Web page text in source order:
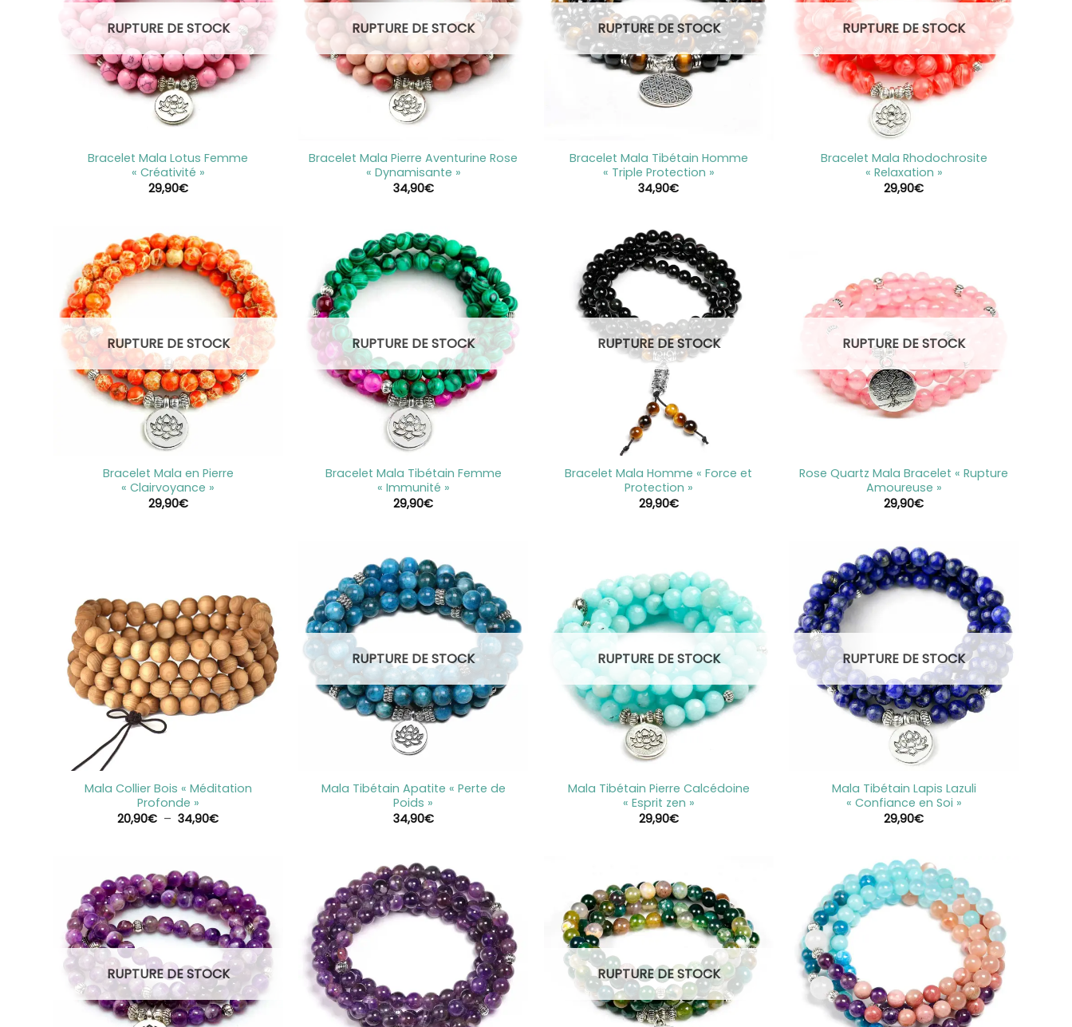
RUPTURE DE STOCK
Bracelet Mala Lotus Femme
« Créativité »
29,90€
RUPTURE DE STOCK
Bracelet Mala Pierre Aventurine Rose
« Dynamisante »
34,90€
RUPTURE DE STOCK
Bracelet Mala Tibétain Homme
« Triple Protection »
34,90€
RUPTURE DE STOCK
Bracelet Mala Rhodochrosite
« Relaxation »
29,90€
RUPTURE DE STOCK
Bracelet Mala en Pierre
« Clairvoyance »
29,90€
RUPTURE DE STOCK
Bracelet Mala Tibétain Femme
« Immunité »
29,90€
RUPTURE DE STOCK
Bracelet Mala Homme « Force et
Protection »
29,90€
RUPTURE DE STOCK
Rose Quartz Mala Bracelet « Rupture
Amoureuse »
29,90€
Mala Collier Bois « Méditation
Profonde »
20,90€ – 34,90€Plage
RUPTURE DE STOCK
Mala Tibétain Apatite « Perte de
Poids »
34,90€
RUPTURE DE STOCK
Mala Tibétain Pierre Calcédoine
« Esprit zen »
29,90€
RUPTURE DE STOCK
Mala Tibétain Lapis Lazuli
« Confiance en Soi »
29,90€
RUPTURE DE STOCK RUPTURE DE STOCK